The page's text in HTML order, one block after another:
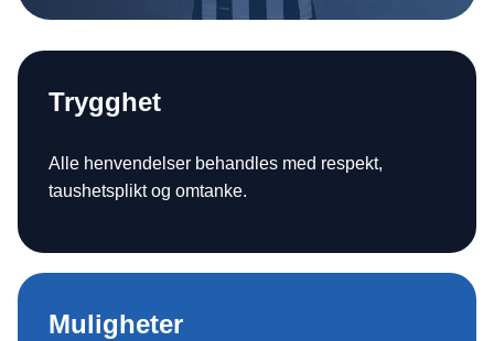
Trygghet
Alle henvendelser behandles med respekt,
taushetsplikt og omtanke.
Muligheter